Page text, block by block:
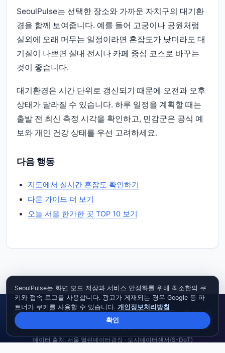
SeoulPulse는 선택한 장소와 가까운 자치구의 대기환
경을 함께 보여줍니다. 예를 들어 고궁이나 공원처럼
실외에 오래 머무는 일정이라면 혼잡도가 낮더라도 대
기질이 나쁘면 실내 전시나 카페 중심 코스로 바꾸는
것이 좋습니다.
대기환경은 시간 단위로 갱신되기 때문에 오전과 오후
상태가 달라질 수 있습니다. 하루 일정을 계획할 때는
출발 전 최신 측정 시각을 확인하고, 민감군은 공식 예
보와 개인 건강 상태를 우선 고려하세요.
다음 행동
지도에서 실시간 혼잡도 확인하기
다른 가이드 더 보기
오늘 서울 한가한 곳 TOP 10 보기
오늘 한가한 곳 | 현재 혼잡한 곳 | 이번 주 행사 | 가이드 | 회사 소개
데이터 출처: 서울 열린데이터광장 · 도시데이터센서(S-DoT)
SeoulPulse는 화면 모드 저장과 서비스 안정화를 위해 최소한의 쿠
키와 접속 로그를 사용합니다. 광고가 게재되는 경우 Google 등 파
트너가 쿠키를 사용할 수 있습니다. 개인정보처리방침
확인